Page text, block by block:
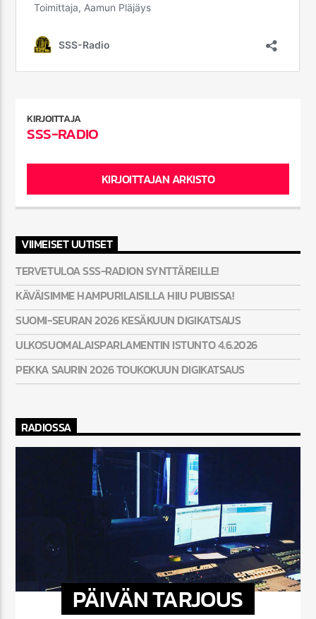
KIRJOITTAJA
SSS-RADIO
KIRJOITTAJAN ARKISTO
VIIMEISET UUTISET
TERVETULOA SSS-RADION SYNTTÄREILLE!
KÄVÄISIMME HAMPURILAISILLA HIIU PUBISSA!
SUOMI-SEURAN 2026 KESÄKUUN DIGIKATSAUS
ULKOSUOMALAISPARLAMENTIN ISTUNTO 4.6.2026
PEKKA SAURIN 2026 TOUKOKUUN DIGIKATSAUS
RADIOSSA
PÄIVÄN TARJOUS